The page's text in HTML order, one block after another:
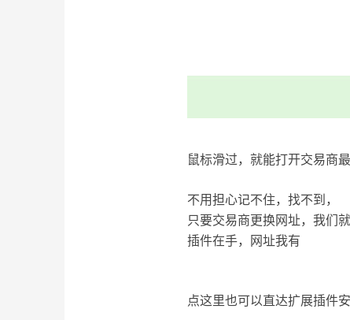
鼠标滑过，就能打开交易商最
不用担心记不住，找不到，
只要交易商更换网址，我们
插件在手，网址我有
点这里也可以直达扩展插件